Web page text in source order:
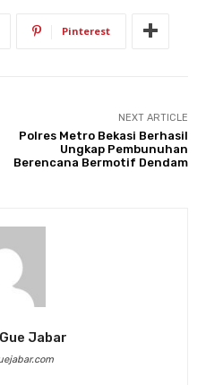
Pinterest
NEXT ARTICLE
Polres Metro Bekasi Berhasil
Ungkap Pembunuhan
Berencana Bermotif Dendam
Jabar